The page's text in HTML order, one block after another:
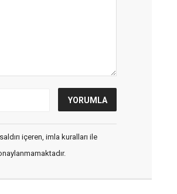
içeren, imla kuralları ile